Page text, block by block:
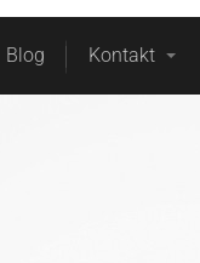
Blog Kontakt